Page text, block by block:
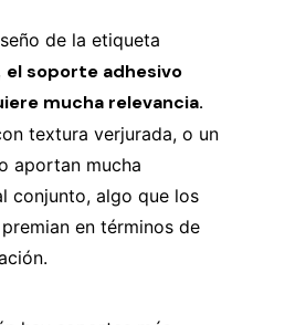
de la etiqueta
el soporte adhesivo
mucha relevancia.
textura verjurada, o un
aportan mucha
conjunto, algo que los
en términos de